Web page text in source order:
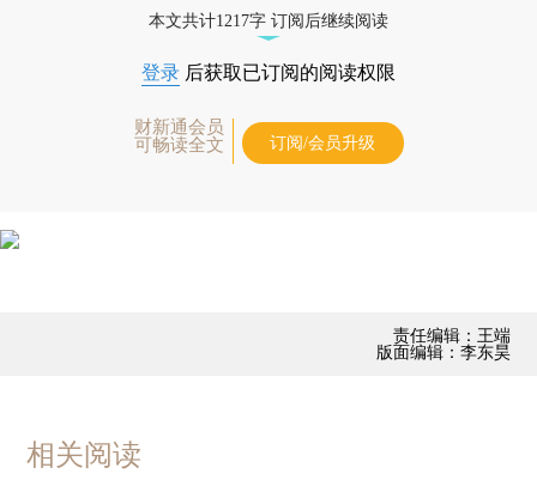
本文共计1217字 订阅后继续阅读
登录 后获取已订阅的阅读权限
财新通会员
可畅读全文
订阅/会员升级
责任编辑：王端
版面编辑：李东昊
相关阅读